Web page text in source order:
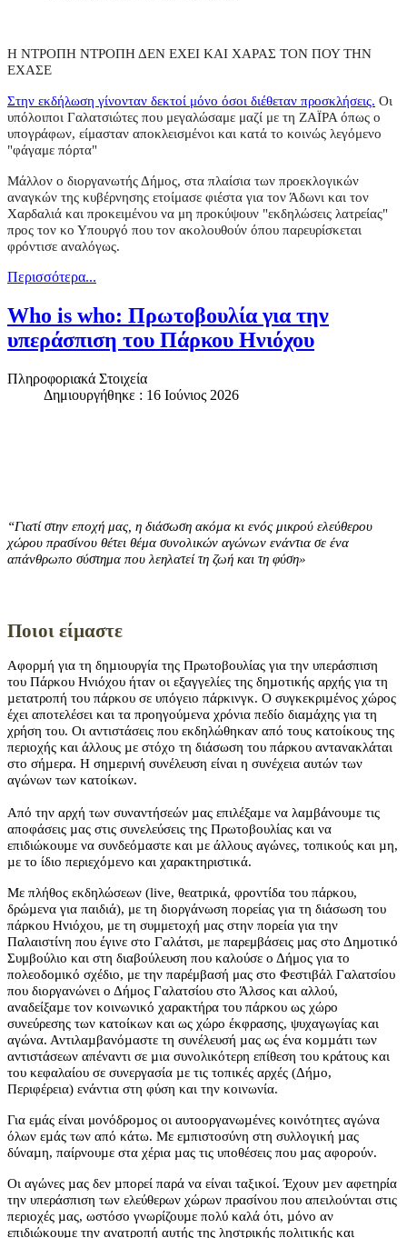
Η ΝΤΡΟΠΗ ΝΤΡΟΠΗ ΔΕΝ ΕΧΕΙ ΚΑΙ ΧΑΡΑΣ ΤΟΝ ΠΟΥ ΤΗΝ
ΕΧΑΣΕ
Στην εκδήλωση γίνονταν δεκτοί μόνο όσοι διέθεταν προσκλήσεις. Οι
υπόλοιποι Γαλατσιώτες που μεγαλώσαμε μαζί με τη ΖΑΪΡΑ όπως ο
υπογράφων, είμασταν αποκλεισμένοι και κατά το κοινώς λεγόμενο
"φάγαμε πόρτα"
Μάλλον ο διοργανωτής Δήμος, στα πλαίσια των προεκλογικών
αναγκών της κυβέρνησης ετοίμασε φιέστα για τον Άδωνι και τον
Χαρδαλιά και προκειμένου να μη προκύψουν "εκδηλώσεις λατρείας"
προς τον κο Υπουργό που τον ακολουθούν όπου παρευρίσκεται
φρόντισε αναλόγως.
Περισσότερα...
Who is who: Πρωτοβουλία για την
υπεράσπιση του Πάρκου Ηνιόχου
Πληροφοριακά Στοιχεία
Δημιουργήθηκε : 16 Ιούνιος 2026
“Γιατί στην εποχή μας, η διάσωση ακόμα κι ενός μικρού ελεύθερου
χώρου πρασίνου θέτει θέμα συνολικών αγώνων ενάντια σε ένα
απάνθρωπο σύστημα που λεηλατεί τη ζωή και τη φύση»
Ποιοι είµαστε
Αφορµή για τη δηµιουργία της Πρωτοβουλίας για την υπεράσπιση
του Πάρκου Ηνιόχου ήταν οι εξαγγελίες της δηµοτικής αρχής για τη
µετατροπή του πάρκου σε υπόγειο πάρκινγκ. Ο συγκεκριµένος χώρος
έχει αποτελέσει και τα προηγούµενα χρόνια πεδίο διαµάχης για τη
χρήση του. Οι αντιστάσεις που εκδηλώθηκαν από τους κατοίκους της
περιοχής και άλλους µε στόχο τη διάσωση του πάρκου αντανακλάται
στο σήµερα. Η σηµερινή συνέλευση είναι η συνέχεια αυτών των
αγώνων των κατοίκων.
Από την αρχή των συναντήσεών µας επιλέξαµε να λαµβάνουµε τις
αποφάσεις µας στις συνελεύσεις της Πρωτοβουλίας και να
επιδιώκουµε να συνδεόµαστε και µε άλλους αγώνες, τοπικούς και µη,
µε το ίδιο περιεχόµενο και χαρακτηριστικά.
Με πλήθος εκδηλώσεων (live, θεατρικά, φροντίδα του πάρκου,
δρώµενα για παιδιά), με τη διοργάνωση πορείας για τη διάσωση του
πάρκου Ηνιόχου, με τη συμμετοχή μας στην πορεία για την
Παλαιστίνη που έγινε στο Γαλάτσι, με παρεμβάσεις μας στο Δημοτικό
Συμβούλιο και στη διαβούλευση που καλούσε ο Δήμος για το
πολεοδομικό σχέδιο, με την παρέμβασή μας στο Φεστιβάλ Γαλατσίου
που διοργανώνει ο Δήμος Γαλατσίου στο Άλσος και αλλού,
αναδείξαµε τον κοινωνικό χαρακτήρα του πάρκου ως χώρο
συνεύρεσης των κατοίκων και ως χώρο έκφρασης, ψυχαγωγίας και
αγώνα. Αντιλαµβανόµαστε τη συνέλευσή µας ως ένα κοµµάτι των
αντιστάσεων απέναντι σε µια συνολικότερη επίθεση του κράτους και
του κεφαλαίου σε συνεργασία µε τις τοπικές αρχές (Δήµο,
Περιφέρεια) ενάντια στη φύση και την κοινωνία.
Για εμάς είναι μονόδροµος οι αυτοοργανωµένες κοινότητες αγώνα
όλων εµάς των από κάτω. Με εµπιστοσύνη στη συλλογική µας
δύναµη, παίρνουµε στα χέρια µας τις υποθέσεις που µας αφορούν.
Οι αγώνες µας δεν µπορεί παρά να είναι ταξικοί. Έχουν µεν αφετηρία
την υπεράσπιση των ελεύθερων χώρων πρασίνου που απειλούνται στις
περιοχές µας, ωστόσο γνωρίζουµε πολύ καλά ότι, µόνο αν
επιδιώκουµε την ανατροπή αυτής της ληστρικής πολιτικής και